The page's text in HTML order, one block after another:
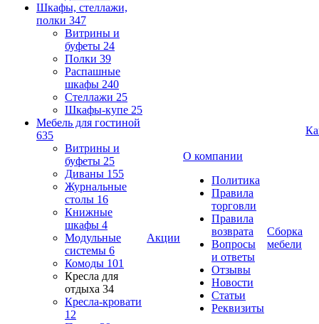
Шкафы, стеллажи,
полки 347
Витрины и
буфеты 24
Полки 39
Распашные
шкафы 240
Стеллажи 25
Шкафы-купе 25
Мебель для гостиной
635
Витрины и
буфеты 25
Диваны 155
Журнальные
столы 16
Книжные
шкафы 4
Модульные
системы 6
Комоды 101
Кресла для
отдыха 34
Кресла-кровати
12
Акции
О компании
Политика
Правила
торговли
Правила
возврата
Вопросы
и ответы
Отзывы
Новости
Статьи
Реквизиты
Сборка
мебели